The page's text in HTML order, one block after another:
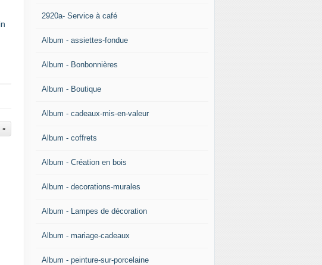
2920a- Service à café
Album - assiettes-fondue
Album - Bonbonnières
Album - Boutique
Album - cadeaux-mis-en-valeur
Album - coffrets
Album - Création en bois
Album - decorations-murales
Album - Lampes de décoration
Album - mariage-cadeaux
Album - peinture-sur-porcelaine